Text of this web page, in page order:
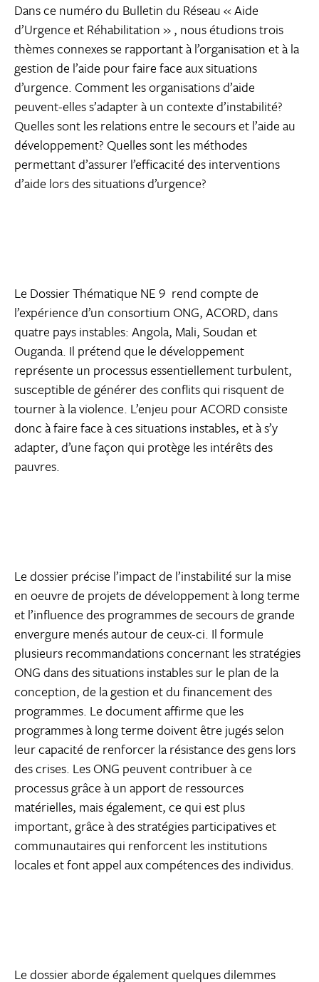
Dans ce numéro du Bulletin du Réseau « Aide
d’Urgence et Réhabilitation » , nous étudions trois
thèmes connexes se rapportant à l’organisation et à la
gestion de l’aide pour faire face aux situations
d’urgence. Comment les organisations d’aide
peuvent-elles s’adapter à un contexte d’instabilité?
Quelles sont les relations entre le secours et l’aide au
développement? Quelles sont les méthodes
permettant d’assurer l’efficacité des interventions
d’aide lors des situations d’urgence?
Le Dossier Thématique NE 9 rend compte de
l’expérience d’un consortium ONG, ACORD, dans
quatre pays instables: Angola, Mali, Soudan et
Ouganda. Il prétend que le développement
représente un processus essentiellement turbulent,
susceptible de générer des conflits qui risquent de
tourner à la violence. L’enjeu pour ACORD consiste
donc à faire face à ces situations instables, et à s’y
adapter, d’une façon qui protège les intérêts des
pauvres.
Le dossier précise l’impact de l’instabilité sur la mise
en oeuvre de projets de développement à long terme
et l’influence des programmes de secours de grande
envergure menés autour de ceux-ci. Il formule
plusieurs recommandations concernant les stratégies
ONG dans des situations instables sur le plan de la
conception, de la gestion et du financement des
programmes. Le document affirme que les
programmes à long terme doivent être jugés selon
leur capacité de renforcer la résistance des gens lors
des crises. Les ONG peuvent contribuer à ce
processus grâce à un apport de ressources
matérielles, mais également, ce qui est plus
important, grâce à des stratégies participatives et
communautaires qui renforcent les institutions
locales et font appel aux compétences des individus.
Le dossier aborde également quelques dilemmes